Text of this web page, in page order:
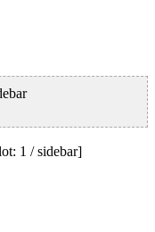
1 / sidebar]